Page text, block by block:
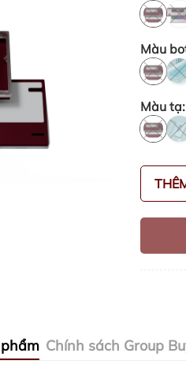
Màu
Màu tạ:
Chính sách Group